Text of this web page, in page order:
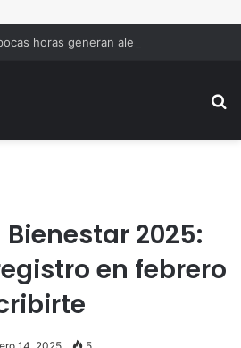
2025:
en febrero